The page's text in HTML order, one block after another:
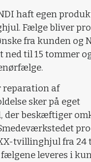
haft egen
Fælge bliver
fra kunden og
ned til 15 tommer
reparation af
sker på eget
der beskæftiger
tvillinghjul fra 24
leveres i